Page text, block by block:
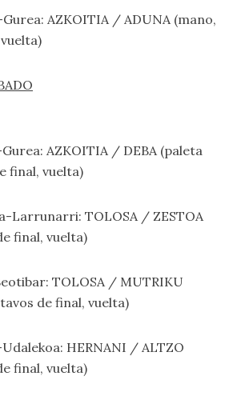
AZKOITIA / ADUNA (mano,
AZKOITIA / DEBA (paleta
final, vuelta)
Larrunarri: TOLOSA / ZESTOA
final, vuelta)
TOLOSA / MUTRIKU
de final, vuelta)
HERNANI / ALTZO
final, vuelta)